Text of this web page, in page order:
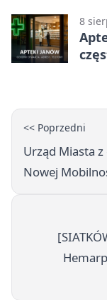
8
<< Poprzedni
Urząd Miasta
Nowej